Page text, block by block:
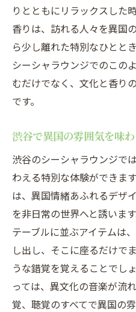
効果
渋谷のシーシャが
シーシャラウンジ
のエスケープ
渋谷でシーシャを
シーシャ体験が渋
ィブな影響
シーシャラウン
自由
異国情緒あふれる渋谷
験する非日常
渋谷で非日常を味
魅力
異国の風を感じる
の秘密
りとともにリラックスした
香りは、訪れる人々を異国
ら少し離れた特別なひとと
シーシャラウンジでのこの
むだけでなく、文化と香り
です。
渋谷で異国の雰囲気を味
渋谷のシーシャラウンジで
わえる特別な体験ができま
は、異国情緒あふれるデザ
を非日常の世界へと誘いま
テーブルに並ぶアイテムは
し出し、そこに座るだけで
うな錯覚を覚えることでし
っては、異文化の音楽が流
覚、聴覚のすべてで異国の